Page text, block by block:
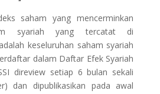
saham yang mencerminkan
syariah yang tercatat di
keseluruhan saham syariah
dalam Daftar Efek Syariah
direview setiap 6 bulan sekali
dan dipublikasikan pada awal